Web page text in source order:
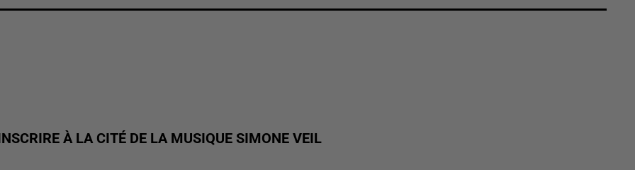
À LA CITÉ DE LA MUSIQUE SIMONE VEIL